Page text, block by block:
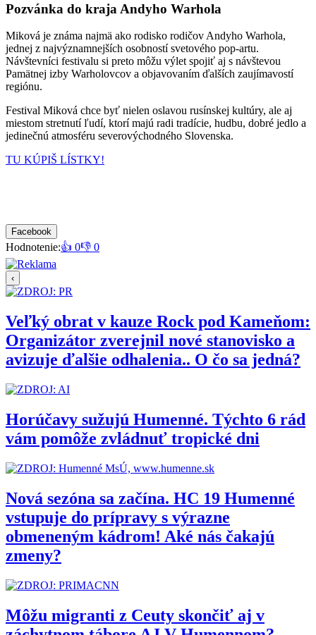
Pozvánka do kraja Andyho Warhola
Miková je známa najmä ako rodisko rodičov Andyho Warhola,
jednej z najvýznamnejších osobností svetového pop-artu.
Návštevníci festivalu si preto môžu výlet spojiť aj s návštevou
Pamätnej izby Warholovcov a objavovaním ďalších zaujímavostí
regiónu.
Festival Miková chce byť nielen oslavou rusínskej kultúry, ale aj
miestom stretnutí ľudí, ktorí majú radi tradície, hudbu, dobré jedlo a
jedinečnú atmosféru severovýchodného Slovenska.
TU KÚPIŠ LÍSTKY!
Facebook
Hodnotenie:👍 0👎 0
‹
Veľký obrat v kauze Rock pod Kameňom:
Organizátor zverejnil nové stanovisko a
avizuje ďalšie odhalenia.. O čo sa jedná?
Horúčavy sužujú Humenné. Týchto 6 rád
vám pomôže zvládnuť tropické dni
Nová sezóna sa začína. HC 19 Humenné
vstupuje do prípravy s výrazne
obmeneným kádrom! Aké nás čakajú
zmeny?
Môžu migranti z Ceuty skončiť aj v